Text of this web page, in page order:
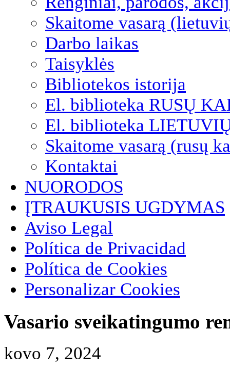
Skaitome vasarą
Darbo laikas
Taisyklės
Bibliotekos istorija
El. biblioteka RUSŲ
El. biblioteka
Skaitome vasarą (rusų
Kontaktai
NUORODOS
ĮTRAUKUSIS UGDYMAS
Aviso Legal
Política de Privacidad
Política de Cookies
Personalizar Cookies
Vasario sveikatingumo
kovo 7, 2024